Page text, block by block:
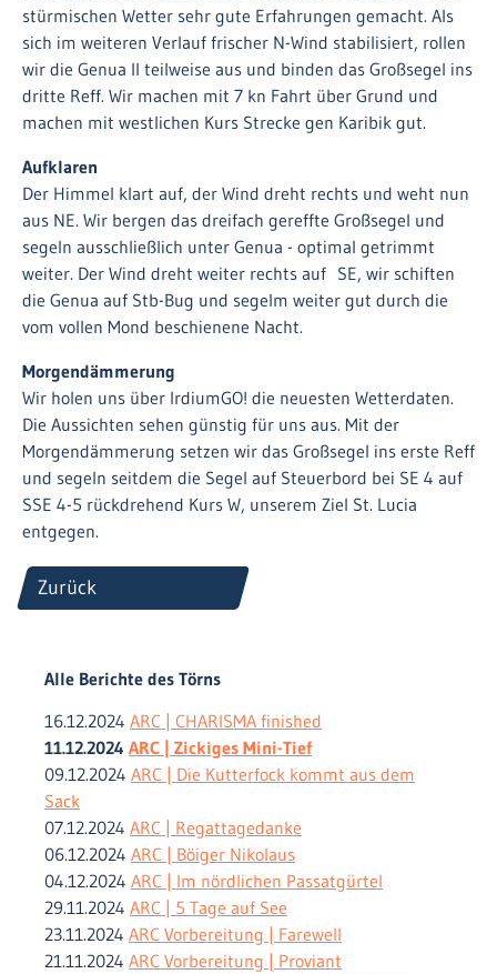
stürmischen Wetter sehr gute Erfahrungen gemacht. Als
sich im weiteren Verlauf frischer N-Wind stabilisiert, rollen
wir die Genua II teilweise aus und binden das Großsegel ins
dritte Reff. Wir machen mit 7 kn Fahrt über Grund und
machen mit westlichen Kurs Strecke gen Karibik gut.
Aufklaren
Der Himmel klart auf, der Wind dreht rechts und weht nun
aus NE. Wir bergen das dreifach gereffte Großsegel und
segeln ausschließlich unter Genua - optimal getrimmt
weiter. Der Wind dreht weiter rechts auf SE, wir schiften
die Genua auf Stb-Bug und segelm weiter gut durch die
vom vollen Mond beschienene Nacht.
Morgendämmerung
Wir holen uns über IrdiumGO! die neuesten Wetterdaten.
Die Aussichten sehen günstig für uns aus. Mit der
Morgendämmerung setzen wir das Großsegel ins erste Reff
und segeln seitdem die Segel auf Steuerbord bei SE 4 auf
SSE 4-5 rückdrehend Kurs W, unserem Ziel St. Lucia
entgegen.
Zurück
Alle Berichte des Törns
16.12.2024 ARC | CHARISMA finished
11.12.2024 ARC | Zickiges Mini-Tief
09.12.2024 ARC | Die Kutterfock kommt aus dem
Sack
07.12.2024 ARC | Regattagedanke
06.12.2024 ARC | Böiger Nikolaus
04.12.2024 ARC | Im nördlichen Passatgürtel
29.11.2024 ARC | 5 Tage auf See
23.11.2024 ARC Vorbereitung | Farewell
21.11.2024 ARC Vorbereitung | Proviant